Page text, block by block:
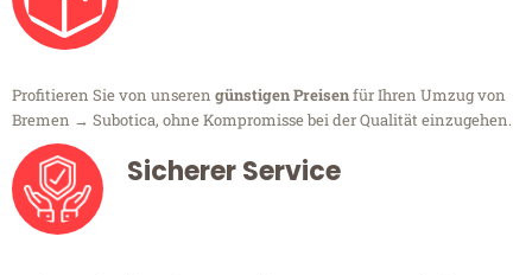
Profitieren Sie von unseren günstigen Preisenfür Ihren Umzug von
Bremen → Subotica, ohne Kompromisse bei der Qualität einzugehen.
Sicherer Service